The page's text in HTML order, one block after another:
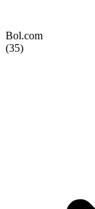
Bol.com
(35)